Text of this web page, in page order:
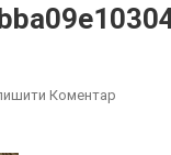
КоментарOn